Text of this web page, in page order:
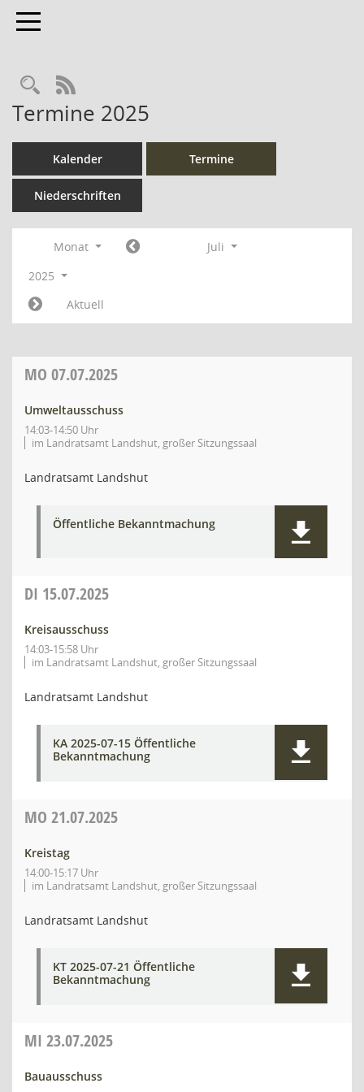
Toggle navigation
Rechercheauswahl
RSS-Feed
Termine 2025
Kalender Termine
Niederschriften
Monat
Juli
2025
Aktuell
MO 07.07.2025
Umweltausschuss
14:03-14:50 Uhr
im Landratsamt Landshut, großer Sitzungssaal
Landratsamt Landshut
Öffentliche Bekanntmachung
DI 15.07.2025
Kreisausschuss
14:03-15:58 Uhr
im Landratsamt Landshut, großer Sitzungssaal
Landratsamt Landshut
KA 2025-07-15 Öffentliche
Bekanntmachung
MO 21.07.2025
Kreistag
14:00-15:17 Uhr
im Landratsamt Landshut, großer Sitzungssaal
Landratsamt Landshut
KT 2025-07-21 Öffentliche
Bekanntmachung
MI 23.07.2025
Bauausschuss